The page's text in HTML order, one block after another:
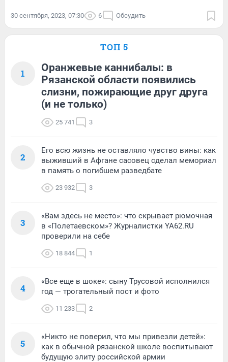
30 сентября, 2023, 07:30 6 Обсудить
ТОП 5
1
Оранжевые каннибалы: в
Рязанской области появились
слизни, пожирающие друг друга
(и не только)
25 741 3
2
Его всю жизнь не оставляло чувство вины: как
выживший в Афгане сасовец сделал мемориал
в память о погибшем разведбате
23 932 3
3
«Вам здесь не место»: что скрывает рюмочная
в «Полетаевском»? Журналистки YA62.RU
проверили на себе
18 844 1
4
«Все еще в шоке»: сыну Трусовой исполнился
год — трогательный пост и фото
11 233 2
5
«Никто не поверил, что мы привезли детей»:
как в обычной рязанской школе воспитывают
будущую элиту российской армии